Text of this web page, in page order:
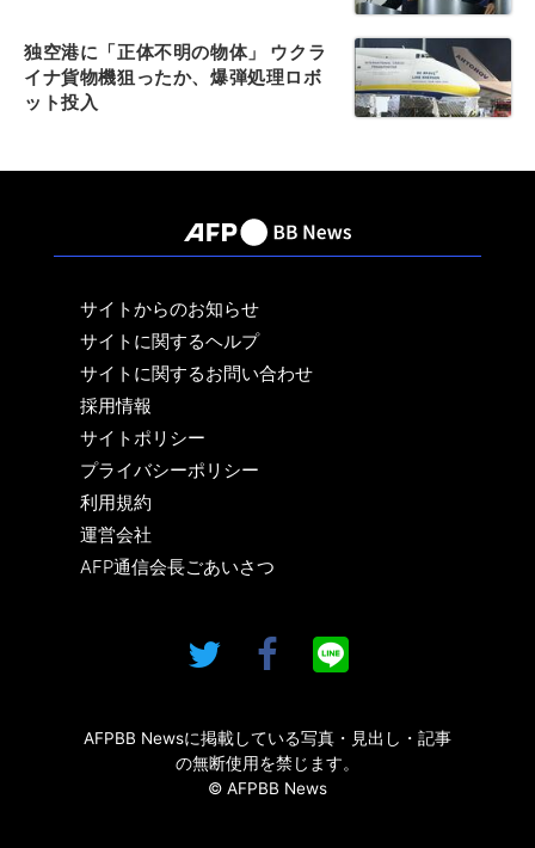
独空港に「正体不明の物体」 ウクラ
イナ貨物機狙ったか、爆弾処理ロボ
ット投入
サイトからのお知らせ
サイトに関するヘルプ
サイトに関するお問い合わせ
採用情報
サイトポリシー
プライバシーポリシー
利用規約
運営会社
AFP通信会長ごあいさつ
AFPBB Newsに掲載している写真・見出し・記事
の無断使用を禁じます。
© AFPBB News